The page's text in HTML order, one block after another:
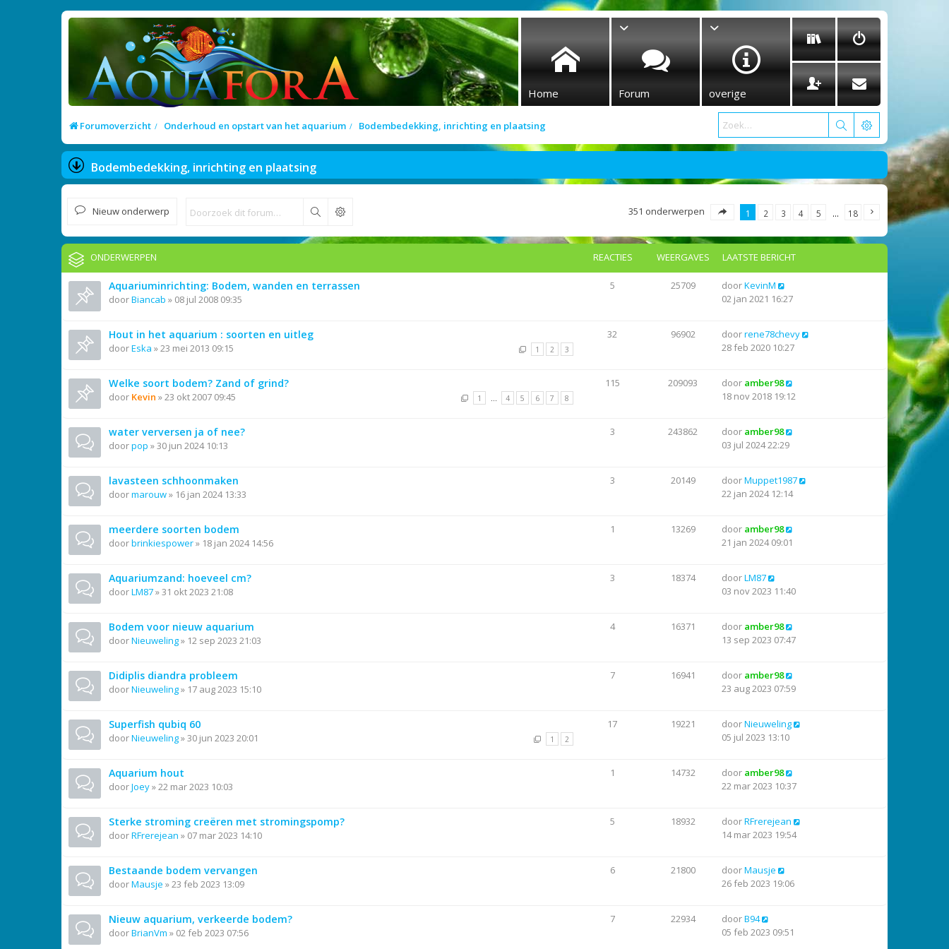
Home Forum overige
Forumoverzicht Onderhoud en opstart van het aquarium Bodembedekking, inrichting en plaatsing
Bodembedekking, inrichting en plaatsing
Nieuw onderwerp Zoek 351 onderwerpen 1 2 3 4 5 … 18
ONDERWERPEN REACTIES WEERGAVES LAATSTE BERICHT
Aquariuminrichting: Bodem, wanden en terrassen
doorBiancab » 08 jul 2008 09:35
5 25709 doorKevinM
02 jan 2021 16:27
Hout in het aquarium : soorten en uitleg
doorEska »23 mei 2013 09:15 1 2 3
32 96902 doorrene78chevy
28 feb 2020 10:27
Welke soort bodem? Zand of grind?
door Kevin »23 okt 2007 09:45 1 … 4 5 6 7 8
115 209093 door amber98
18 nov 2018 19:12
water verversen ja of nee?
doorpop »30 jun 2024 10:13
3 243862 door amber98
03 jul 2024 22:29
lavasteen schhoonmaken
doormarouw» 16 jan 2024 13:33
3 20149 doorMuppet1987
22 jan 2024 12:14
meerdere soorten bodem
doorbrinkiespower» 18 jan 2024 14:56
1 13269 door amber98
21 jan 2024 09:01
Aquariumzand: hoeveel cm?
doorLM87»31 okt 2023 21:08
3 18374 doorLM87
03 nov 2023 11:40
Bodem voor nieuw aquarium
doorNieuweling» 12 sep 2023 21:03
4 16371 door amber98
13 sep 2023 07:47
Didiplis diandra probleem
doorNieuweling» 17 aug 2023 15:10
7 16941 door amber98
23 aug 2023 07:59
Superfish qubiq 60
doorNieuweling»30 jun 2023 20:01 1 2
17 19221 doorNieuweling
05 jul 2023 13:10
Aquarium hout
doorJoey»22 mar 2023 10:03
1 14732 door amber98
22 mar 2023 10:37
Sterke stroming creëren met stromingspomp?
doorRFrerejean » 07 mar 2023 14:10
5 18932 doorRFrerejean
14 mar 2023 19:54
Bestaande bodem vervangen
doorMausje »23 feb 2023 13:09
6 21800 doorMausje
26 feb 2023 19:06
Nieuw aquarium, verkeerde bodem?
doorBrianVm » 02 feb 2023 07:56
7 22934 doorB94
05 feb 2023 09:51